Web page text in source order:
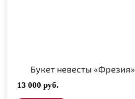
Букет невесты «Фрезия»
13 000 руб.